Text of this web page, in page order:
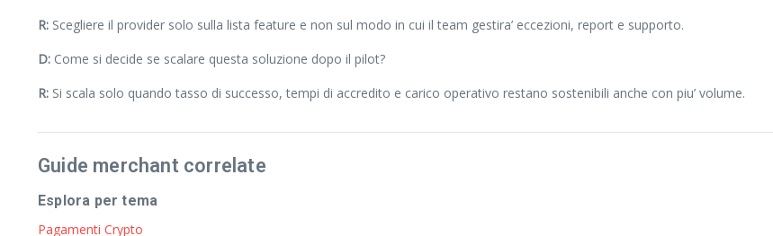
R: Scegliere il provider solo sulla lista feature e non sul modo in cui il team gestira’ eccezioni, report e supporto.
D: Come si decide se scalare questa soluzione dopo il pilot?
R: Si scala solo quando tasso di successo, tempi di accredito e carico operativo restano sostenibili anche con piu’ volume.
Guide merchant correlate
Esplora per tema
Pagamenti Crypto